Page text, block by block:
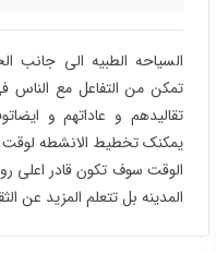
السیاحه الطبیه الی جانب
تمکن من التفاعل مع الناس
تقالیدهم و عاداتهم و
یمکنک تخطیط الانشطه لوقت
الوقت سوف تکون قادر اعلی
المدینه بل تتعلم المزید عن